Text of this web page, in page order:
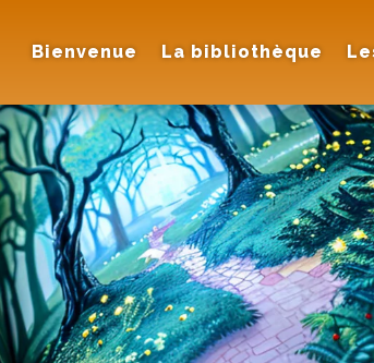
Bienvenue La bibliothèque